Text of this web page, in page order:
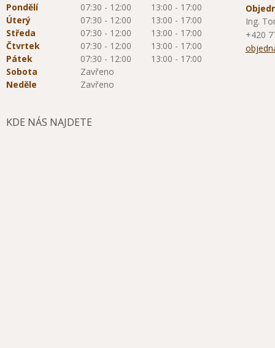
Pondělí 07:30 - 12:00
13:00 - 17:00
Úterý
07:30 - 12:00
13:00 - 17:00
Středa
07:30 - 12:00
13:00 - 17:00
Čtvrtek
07:30 - 12:00
13:00 - 17:00
Pátek
07:30 - 12:00
13:00 - 17:00
Sobota
Zavřeno
Neděle
Zavřeno
Ing.
+420
KDE NÁS NAJDETE